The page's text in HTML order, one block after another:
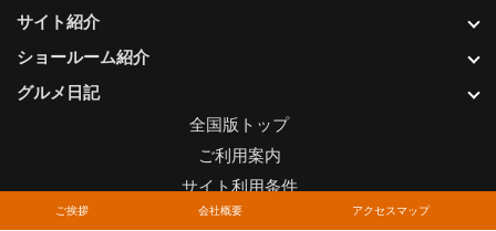
ご挨拶 会社概要 アクセスマップ
サイト紹介
ショールーム紹介
グルメ日記
全国版トップ
ご利用案内
サイト利用条件
プライバシーポリシー